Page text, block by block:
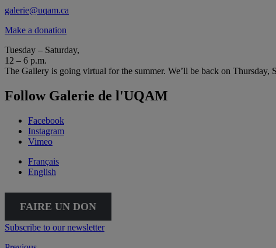
galerie@uqam.ca
Make a donation
Tuesday – Saturday,
12 – 6 p.m.
The Gallery is going virtual for the summer. We’ll be back on Thursday,
Follow Galerie de l'UQAM
Facebook
Instagram
Vimeo
Français
English
FAIRE UN DON
Subscribe to our newsletter